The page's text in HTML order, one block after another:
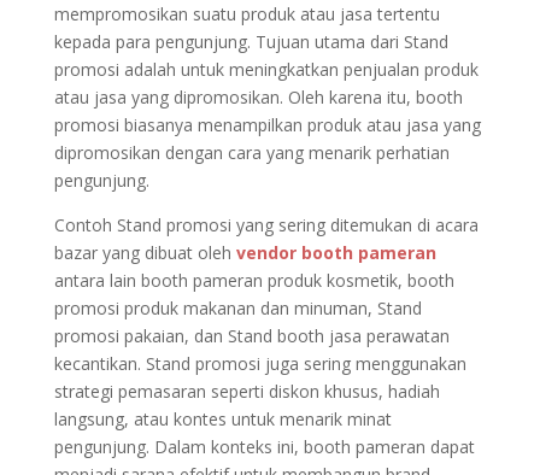
mempromosikan suatu produk atau jasa tertentu
kepada para pengunjung. Tujuan utama dari Stand
promosi adalah untuk meningkatkan penjualan produk
atau jasa yang dipromosikan. Oleh karena itu, booth
promosi biasanya menampilkan produk atau jasa yang
dipromosikan dengan cara yang menarik perhatian
pengunjung.
Contoh Stand promosi yang sering ditemukan di acara
bazar yang dibuat oleh vendor booth pameran
antara lain booth pameran produk kosmetik, booth
promosi produk makanan dan minuman, Stand
promosi pakaian, dan Stand booth jasa perawatan
kecantikan. Stand promosi juga sering menggunakan
strategi pemasaran seperti diskon khusus, hadiah
langsung, atau kontes untuk menarik minat
pengunjung. Dalam konteks ini, booth pameran dapat